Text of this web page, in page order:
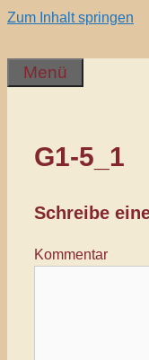
Zum Inhalt springen
Menü
G1-5_1
Schreibe
Kommentar